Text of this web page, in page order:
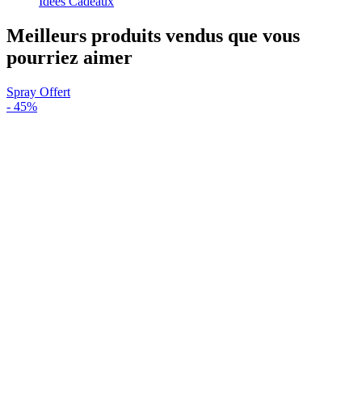
Meilleurs produits vendus que vous
pourriez aimer
Spray Offert
- 45%